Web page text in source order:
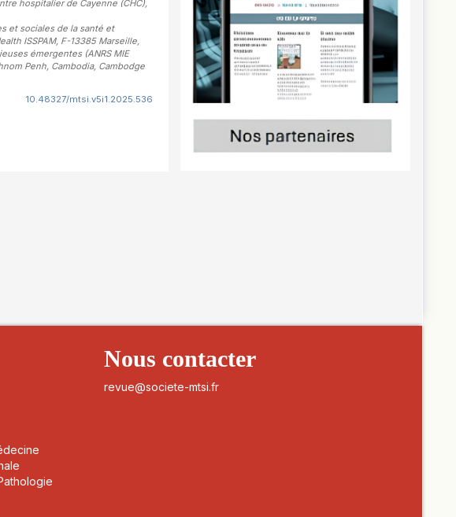
hospitalier de Cayenne (CHC),
et sociales de la santé et
ISSPAM, F-13385 Marseille,
émergentes (ANRS MIE
Penh, Cambodia, Cambodge
10.48327/mtsi.v5i1.2025.536
Nous contacter
revue@societe-mtsi.fr